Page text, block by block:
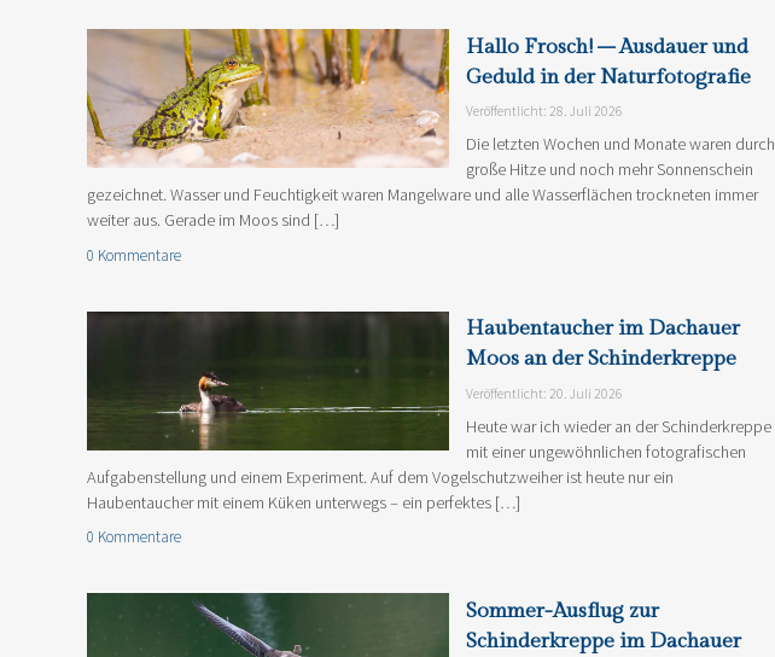
Hallo Frosch! – Ausdauer und
Geduld in der Naturfotografie
Veröffentlicht: 28. Juli 2026
Die letzten Wochen und Monate waren durch
große Hitze und noch mehr Sonnenschein
gezeichnet. Wasser und Feuchtigkeit waren Mangelware und alle Wasserflächen trockneten immer
weiter aus. Gerade im Moos sind […]
0 Kommentare
Haubentaucher im Dachauer
Moos an der Schinderkreppe
Veröffentlicht: 20. Juli 2026
Heute war ich wieder an der Schinderkreppe
mit einer ungewöhnlichen fotografischen
Aufgabenstellung und einem Experiment. Auf dem Vogelschutzweiher ist heute nur ein
Haubentaucher mit einem Küken unterwegs – ein perfektes […]
0 Kommentare
Sommer-Ausflug zur
Schinderkreppe im Dachauer